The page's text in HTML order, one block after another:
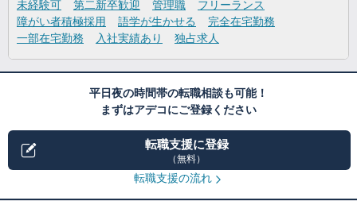
未経験可
第二新卒歓迎 管理職
フリーランス
障がい者積極採用
語学が生かせる
完全在宅勤務
一部在宅勤務
入社実績あり 独占求人
平日夜の時間帯の転職相談も可能！
まずはアデコにご登録ください
転職支援に登録
（無料）
転職支援の流れ